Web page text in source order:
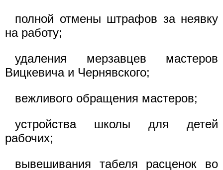
полной отмены штрафов за неявку
на работу;
удаления мерзавцев мастеров
Вицкевича и Чернявского;
вежливого обращения мастеров;
устройства школы для детей
рабочих;
вывешивания табеля расценок во